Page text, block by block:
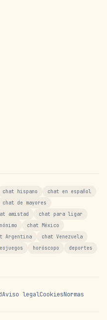
chat hispano
chat en español
chat de mayores
amistad
chat para ligar
chat México
Argentina
chat Venezuela
horóscopo
deportes
Aviso legalCookiesNormas